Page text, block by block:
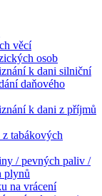
věcí
osob
k dani silniční
daňového
k dani z příjmů
tabákových
/ pevných paliv /
plynů
na vrácení